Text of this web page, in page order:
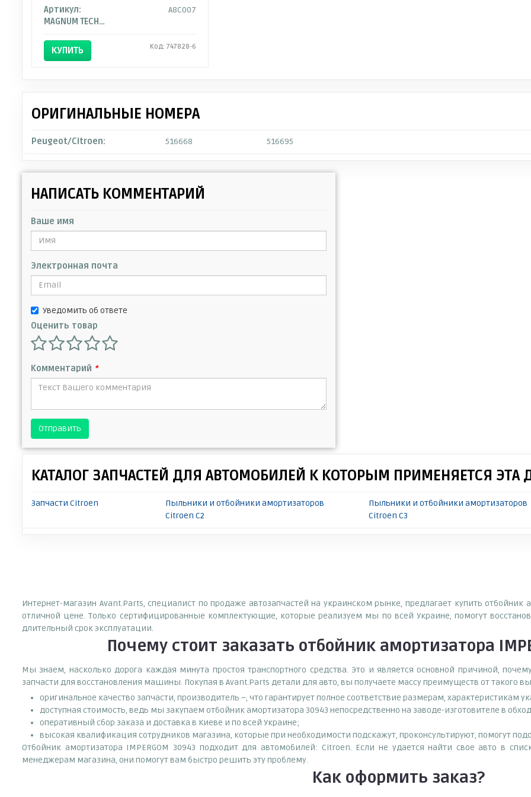
Артикул:
A8C007
MAGNUM TECHNOLOGY
КУПИТЬ Код: 747828-6
ОРИГИНАЛЬНЫЕ НОМЕРА
Peugeot/Citroen: 516668 516695
НАПИСАТЬ КОММЕНТАРИЙ
Ваше имя
Электронная почта
Уведомить об ответе
Оценить товар
Комментарий *
Отправить
КАТАЛОГ ЗАПЧАСТЕЙ ДЛЯ АВТОМОБИЛЕЙ К КОТОРЫМ ПРИМЕНЯЕТСЯ ЭТА
Запчасти Citroen
Пыльники и отбойники амортизаторов
Citroen C2
Пыльники и отбойники амортизаторов
Citroen C3
Интернет-магазин Avant.Parts, специалист по продаже автозапчастей на украинском рынке, предлагает купить отбойник
отличной цене. Только сертифицированные комплектующие, которые реализуем мы по всей Украине, помогут
длительный срок эксплуатации.
Почему стоит заказать отбойник амортизатора
Мы знаем, насколько дорога каждая минута простоя транспортного средства. Это и является основной причиной,
запчасти для восстановления машины. Покупая в Avant.Parts детали для авто, вы получаете массу преимуществ от такого
оригинальное качество запчасти, производитель –, что гарантирует полное соответствие размерам, характеристикам
доступная стоимость, ведь мы закупаем отбойник амортизатора 30943 непосредственно на заводе-изготовителе в
оперативный сбор заказа и доставка в Киеве и по всей Украине;
высокая квалификация сотрудников магазина, которые при необходимости подскажут, проконсультируют, помогут
Отбойник амортизатора IMPERGOM 30943 подходит для автомобилей: Citroen. Если не удается найти свое авто в
менеджерам магазина, они помогут вам быстро решить эту проблему.
Как оформить заказ?